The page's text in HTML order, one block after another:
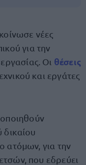
νέες
για την
Οι θέσεις
και εργάτες
δικαίου
ατόμων, για την
που εδρεύει